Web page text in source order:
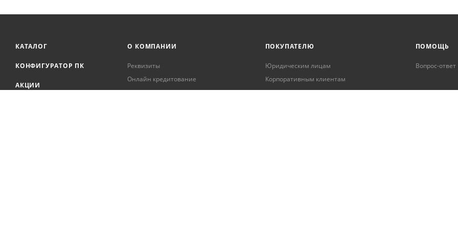
КАТАЛОГ
КОНФИГУРАТОР ПК
АКЦИИ
О КОМПАНИИ
Реквизиты
Онлайн кредитование
Сервисный центр
ПОКУПАТЕЛЮ
Юридическим лицам
Корпоративным клиентам
Условия оплаты
ПОМОЩЬ
Вопрос-ответ